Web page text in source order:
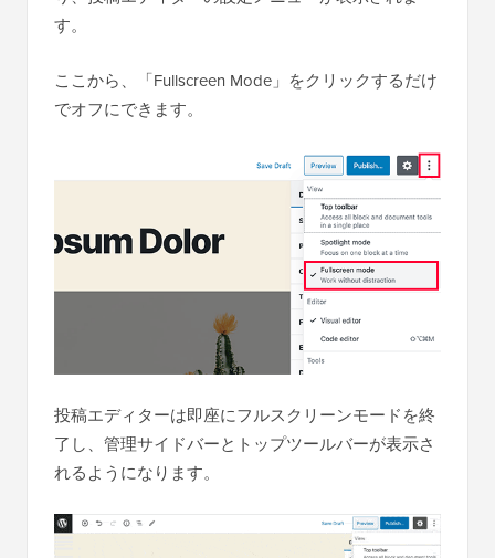
す。
ここから、「Fullscreen Mode」をクリックするだけ
でオフにできます。
投稿エディターは即座にフルスクリーンモードを終
了し、管理サイドバーとトップツールバーが表示さ
れるようになります。